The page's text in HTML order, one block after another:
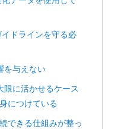
ドラインを守る必
を与えない
限に活かせるケース
につけている
できる仕組みが整っ